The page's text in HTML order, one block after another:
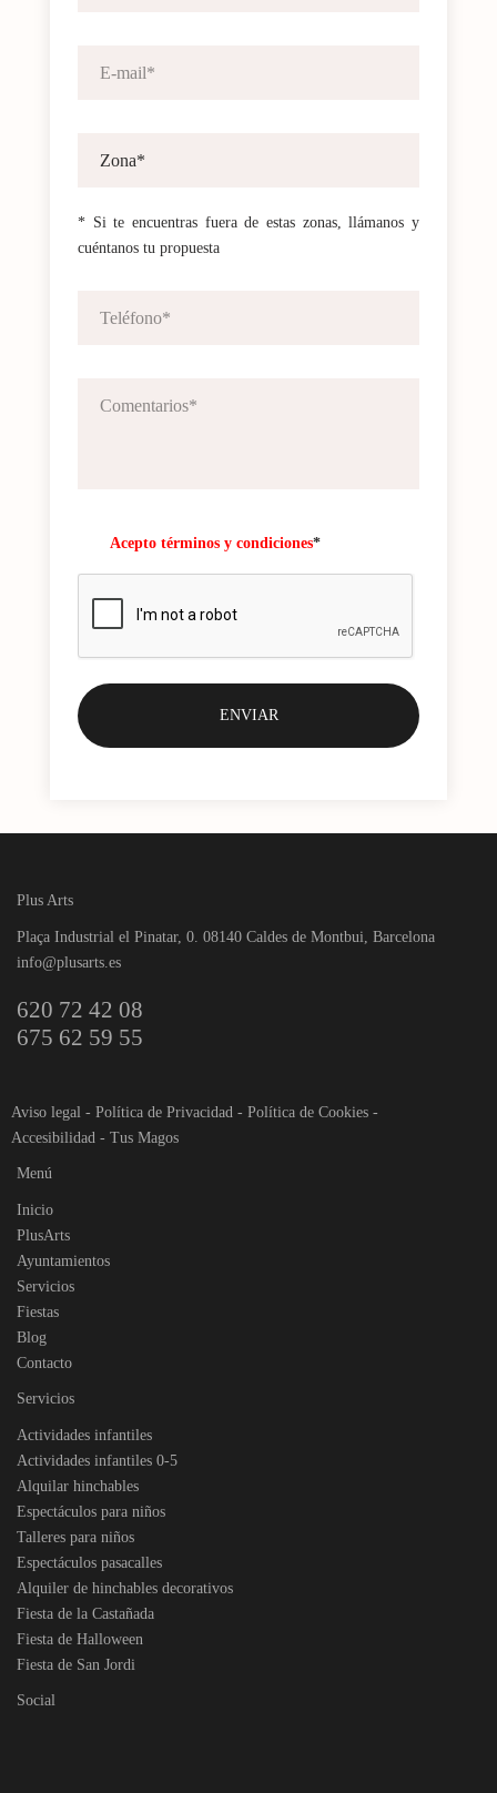
* Si te encuentras fuera de estas zonas, llámanos y
cuéntanos tu propuesta
Acepto términos y condiciones*
Plus Arts
Plaça Industrial el Pinatar, 0. 08140 Caldes de Montbui, Barcelona
info@plusarts.es
620 72 42 08
675 62 59 55
Aviso legal - Política de Privacidad - Política de Cookies -
Accesibilidad - Tus Magos
Menú
Inicio
PlusArts
Ayuntamientos
Servicios
Fiestas
Blog
Contacto
Servicios
Actividades infantiles
Actividades infantiles 0-5
Alquilar hinchables
Espectáculos para niños
Talleres para niños
Espectáculos pasacalles
Alquiler de hinchables decorativos
Fiesta de la Castañada
Fiesta de Halloween
Fiesta de San Jordi
Social